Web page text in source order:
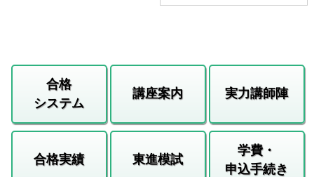
合格
システム
講座案内 実力講師陣
合格実績 東進模試
学費・
申込手続き